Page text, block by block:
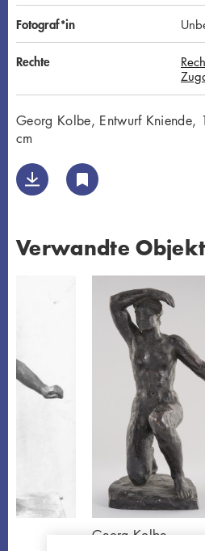
Fotograf*in
Rechte
Georg Kolbe, Entwurf
cm
Verwandte
Georg Kolbe